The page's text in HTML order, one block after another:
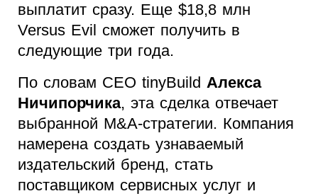
выплатит сразу. Еще $18,8 млн
Versus Evil сможет получить в
следующие три года.
По словам CEO tinyBuild Алекса
Ничипорчика, эта сделка отвечает
выбранной M&A-стратегии. Компания
намерена создать узнаваемый
издательский бренд, стать
поставщиком сервисных услуг и